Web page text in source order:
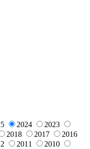
2024
2023
2018 2017
2016
2011
2010